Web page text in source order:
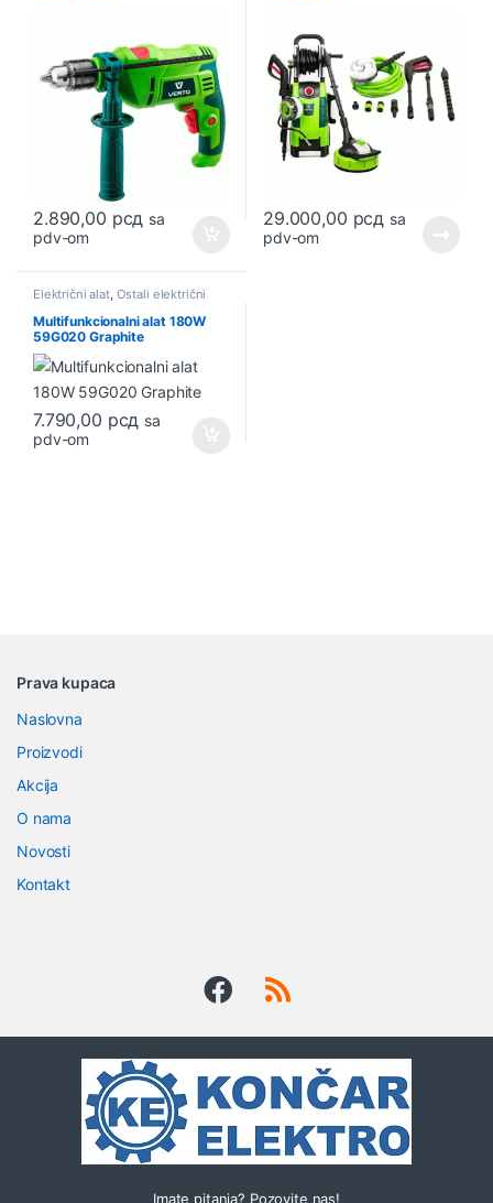
2.890,00 рсд sa
pdv-om
29.000,00 рсд sa
pdv-om
Električni alat, Ostali električni
alati
Multifunkcionalni alat 180W
59G020 Graphite
7.790,00 рсд sa
pdv-om
Prava kupaca
Naslovna
Proizvodi
Akcija
O nama
Novosti
Kontakt
Imate pitanja? Pozovite nas!